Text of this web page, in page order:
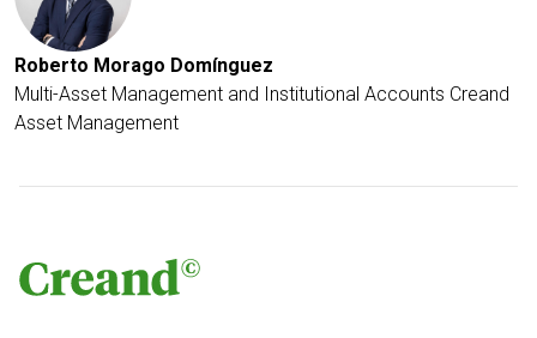
Roberto Morago Domínguez
Multi-Asset Management and Institutional Accounts Creand
Asset Management